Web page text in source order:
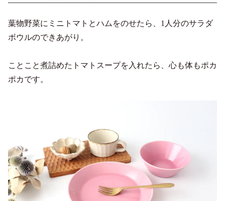
葉物野菜にミニトマトとハムをのせたら、1人分のサラダ
ボウルのできあがり。
ことこと煮詰めたトマトスープを入れたら、心も体もポカ
ポカです。